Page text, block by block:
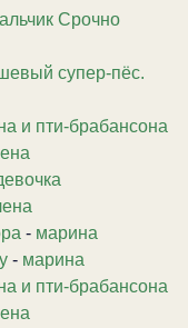
Срочно
супер-пёс.
и пти-брабансона
- марина
- марина
и пти-брабансона